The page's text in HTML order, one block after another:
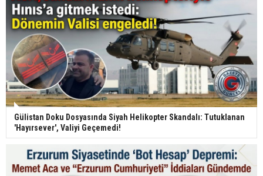
Gülistan Doku Dosyasında Siyah Helikopter Skandalı: Tutuklanan
'Hayırsever', Valiyi Geçemedi!